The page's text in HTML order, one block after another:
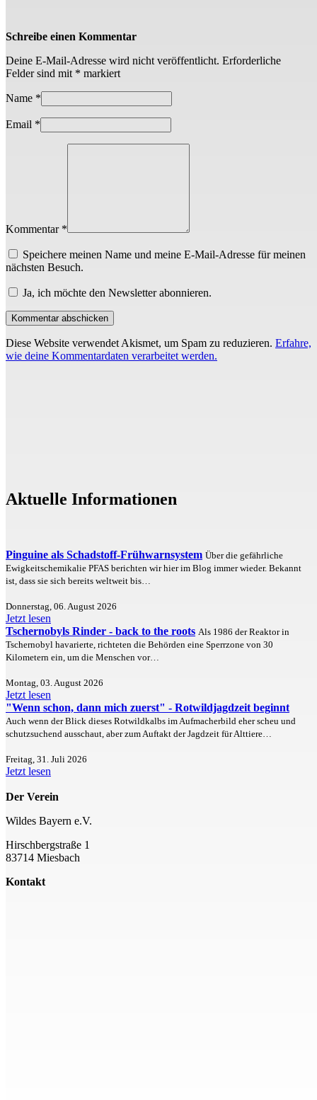
Schreibe einen Kommentar
Deine E-Mail-Adresse wird nicht veröffentlicht. Erforderliche
Felder sind mit * markiert
Name *
Email *
Kommentar *
Speichere meinen Name und meine E-Mail-Adresse für meinen
nächsten Besuch.
Ja, ich möchte den Newsletter abonnieren.
Diese Website verwendet Akismet, um Spam zu reduzieren. Erfahre,
wie deine Kommentardaten verarbeitet werden.
Aktuelle Informationen
Pinguine als Schadstoff-Frühwarnsystem Über die gefährliche
Ewigkeitschemikalie PFAS berichten wir hier im Blog immer wieder. Bekannt
ist, dass sie sich bereits weltweit bis…
Donnerstag, 06. August 2026
Jetzt lesen
Tschernobyls Rinder - back to the roots Als 1986 der Reaktor in
Tschernobyl havarierte, richteten die Behörden eine Sperrzone von 30
Kilometern ein, um die Menschen vor…
Montag, 03. August 2026
Jetzt lesen
"Wenn schon, dann mich zuerst" - Rotwildjagdzeit beginnt
Auch wenn der Blick dieses Rotwildkalbs im Aufmacherbild eher scheu und
schutzsuchend ausschaut, aber zum Auftakt der Jagdzeit für Alttiere…
Freitag, 31. Juli 2026
Jetzt lesen
Der Verein
Wildes Bayern e.V.
Hirschbergstraße 1
83714 Miesbach
Kontakt